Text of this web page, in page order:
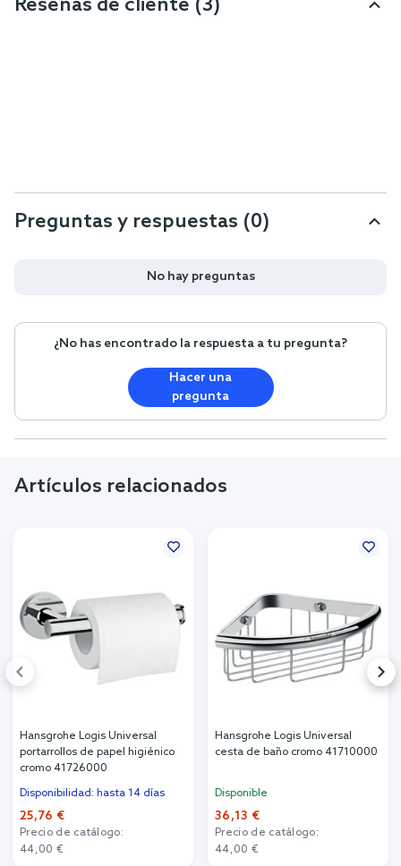
Reseñas de cliente (3)
Preguntas y respuestas (0)
No hay preguntas
¿No has encontrado la respuesta a tu pregunta?
Hacer una
pregunta
Artículos relacionados
Hansgrohe Logis Universal
portarrollos de papel higiénico
cromo 41726000
Disponibilidad: hasta 14 días
25,76 €
Precio de catálogo:
44,00 €
Hansgrohe Logis Universal
cesta de baño cromo 41710000
Disponible
36,13 €
Precio de catálogo:
44,00 €